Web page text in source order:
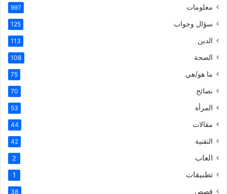
معلومات 997
سؤال وجواب 125
الدين 113
الصحة 108
ما هو/هي 75
نصائح 70
المرأة 53
مقالات 44
التقنية 42
العاب 2
تطبيقات 1
قصص 38